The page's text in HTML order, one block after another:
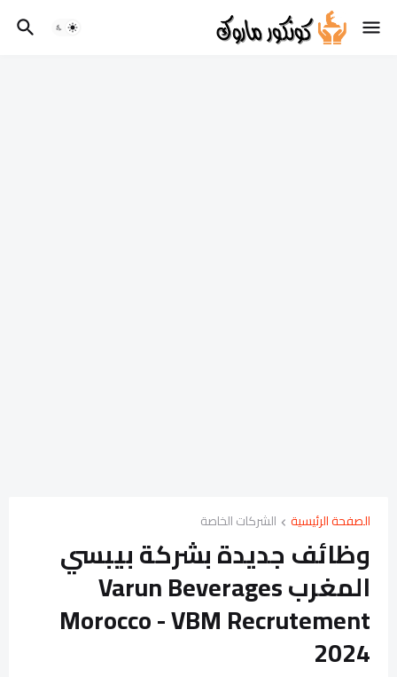
الصفحة الرئيسية الشركات الخاصة
وظائف جديدة بشركة بيبسي
المغرب Varun Beverages
Morocco - VBM Recrutement
2024